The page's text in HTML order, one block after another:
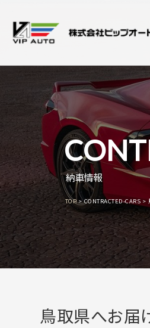
納車情報
TOP CONTRACTED-CARS
鳥取県へお届